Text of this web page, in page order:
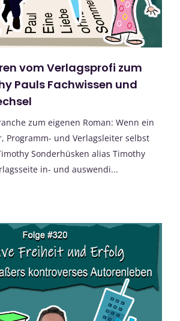
vom Verlagsprofi zum
Pauls Fachwissen und
zum eigenen Roman: Wenn ein
Programm- und Verlagsleiter selbst
Sonderhüsken alias Timothy
in- und auswendi...